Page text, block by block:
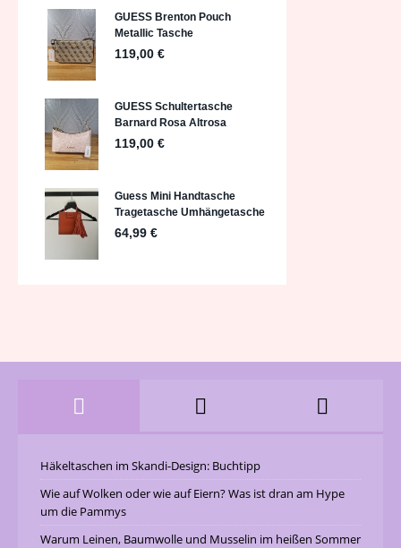
Häkeltaschen im Skandi-Design: Buchtipp
Wie auf Wolken oder wie auf Eiern? Was ist dran am Hype
um die Pammys
Warum Leinen, Baumwolle und Musselin im heißen Sommer